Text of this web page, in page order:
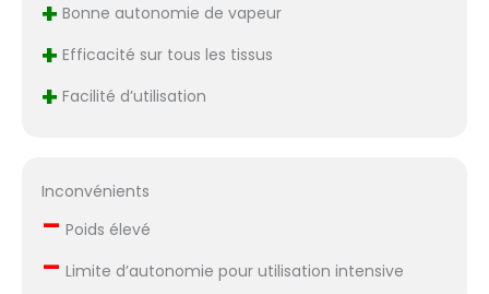
assurer une
MATÉRIAUX
l'accumulation de
+ Bonne autonomie de vapeur
+ Efficacité sur tous les tissus
+ Facilité d’utilisation
Inconvénients
– Poids élevé
– Limite d’autonomie pour utilisation intensive